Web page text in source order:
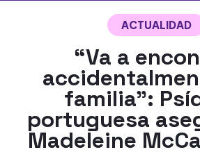
ACTUALIDAD
“Va a
familia”:
portuguesa
Madeleine